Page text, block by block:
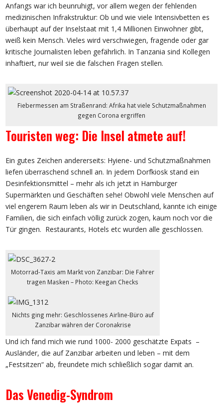
Anfangs war ich beunruhigt, vor allem wegen der fehlenden
medizinischen Infrakstruktur: Ob und wie viele Intensivbetten es
überhaupt auf der Inselstaat mit 1,4 Millionen Einwohner gibt,
weiß kein Mensch. Vieles wird verschwiegen, fragende oder gar
kritische Journalisten leben gefährlich. In Tanzania sind Kollegen
inhaftiert, nur weil sie die falschen Fragen stellen.
Fiebermessen am Straßenrand: Afrika hat viele Schutzmaßnahmen
gegen Corona ergriffen
Touristen weg: Die Insel atmete auf!
Ein gutes Zeichen andererseits: Hyiene- und Schutzmaßnahmen
liefen überraschend schnell an. In jedem Dorfkiosk stand ein
Desinfektionsmittel – mehr als ich jetzt in Hamburger
Supermärkten und Geschäften sehe! Obwohl viele Menschen auf
viel engerem Raum leben als wir in Deutschland, kannte ich einige
Familien, die sich einfach völlig zurück zogen, kaum noch vor die
Tür gingen. Restaurants, Hotels etc wurden alle geschlossen.
Motorrad-Taxis am Markt von Zanzibar: Die Fahrer
tragen Masken – Photo: Keegan Checks
Nichts ging mehr: Geschlossenes Airline-Büro auf
Zanzibar währen der Coronakrise
Und ich fand mich wie rund 1000- 2000 geschätzte Expats –
Ausländer, die auf Zanzibar arbeiten und leben – mit dem
„Festsitzen“ ab, freundete mich schließlich sogar damit an.
Das Venedig-Syndrom